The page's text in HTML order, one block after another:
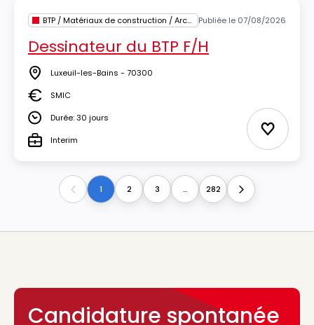
BTP / Matériaux de construction / Architecture Publiée le 07/08/2026
Dessinateur du BTP F/H
Lieu Luxeuil-les-Bains - 70300
Salaire
SMIC
DuréeDurée: 30 jours
TypeInterim Ajouter
Previous1 2 3 ... 282 Next
Candidature spontanée